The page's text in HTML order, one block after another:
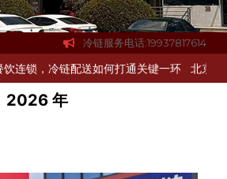
冷链服务电话:19937817614
？ 杭州中央厨房布局餐饮连锁，冷链配送如
2026 年